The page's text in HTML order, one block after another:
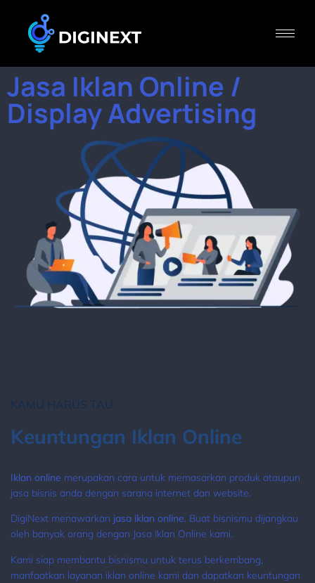
Jasa Iklan Online /
Display Advertising
KAMU HARUS TAU
Keuntungan Iklan Online
Iklan online merupakan cara untuk memasarkan produk ataupun
jasa bisnis anda dengan sarana internet dan website.
DigiNext menawarkan jasa iklan online. Buat bisnismu dijangkau
oleh banyak orang dengan Jasa Iklan Online kami.
Kami siap membantu bisnismu untuk terus berkembang,
manfaatkan layanan iklan online kami dan dapatkan keuntungan